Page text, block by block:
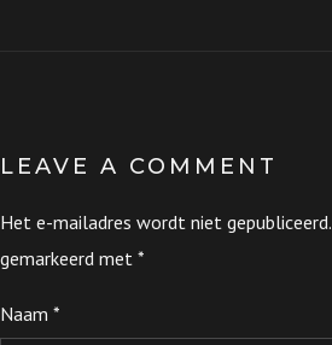
LEAVE A COMMENT
Het e-mailadres wordt niet gepubliceerd.
gemarkeerd met *
Naam *